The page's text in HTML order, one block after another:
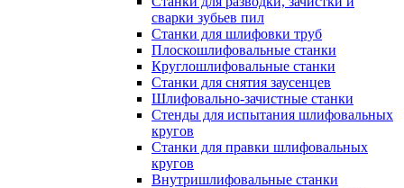
сварки зубьев пил
Станки для шлифовки труб
Плоскошлифовальные станки
Круглошлифовальные станки
Станки для снятия заусенцев
Шлифовально-зачистные станки
Стенды для испытания шлифовальных
кругов
Станки для правки шлифовальных
кругов
Внутришлифовальные станки